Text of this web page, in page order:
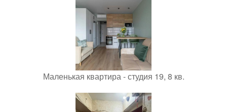
Маленькая квартира - студия 19, 8 кв.